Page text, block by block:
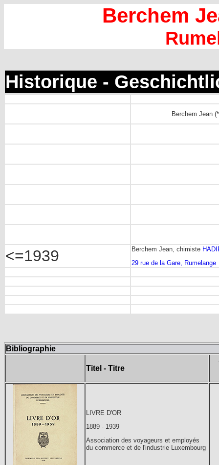
Berchem
Historique -
Berchem Jean
<=1939 Berchem Jean, chimiste
29 rue de la Gare, Rumelange
Bibliographie
Titel - Titre
LIVRE D'OR
1889 - 1939
Association des voyageurs et employés
du commerce et de l'industrie Luxembourg